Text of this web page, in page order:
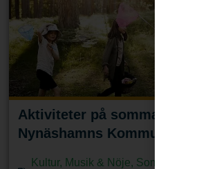
Aktiviteter på sommarlovet i
Nynäshamns Kommun
Kultur, Musik & Nöje, Sommarlov